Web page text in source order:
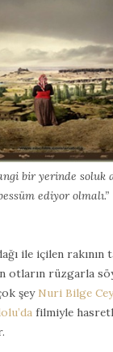
bir yerinde soluk
ediyor olmalı.”
ile içilen rakının
otların rüzgarla
şey Nuri Bilge
filmiyle